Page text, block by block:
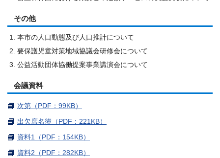
その他
本市の人口動態及び人口推計について
要保護児童対策地域協議会研修会について
公益活動団体協働提案事業講演会について
会議資料
次第（PDF：99KB）
出欠席名簿（PDF：221KB）
資料1（PDF：154KB）
資料2（PDF：282KB）